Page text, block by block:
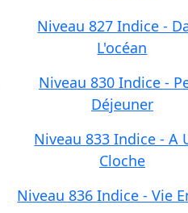
Niveau 827 Indice -
L'océan
Niveau 830 Indice -
Déjeuner
Niveau 833 Indice - A
Cloche
Niveau 836 Indice - Vie